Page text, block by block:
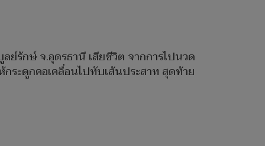
รักษ์ จ.อุดรธานี เสียชีวิต จากการไปนวด
ระดูกคอเคลื่อนไปทับเส้นประสาท สุดท้าย